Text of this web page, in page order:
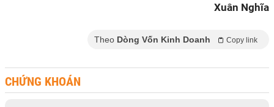
Xuân Nghĩa
Theo Dòng Vốn Kinh Doanh Copy link
CHỨNG KHOÁN